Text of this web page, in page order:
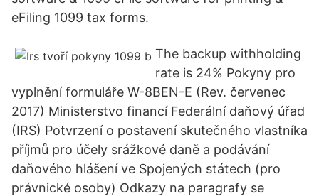
eFiling 1099 tax forms.
The backup withholding
rate is 24% Pokyny pro
vyplnění formuláře W-8BEN-E (Rev. červenec
2017) Ministerstvo financí Federální daňový úřad
(IRS) Potvrzení o postavení skutečného vlastníka
příjmů pro účely srážkové daně a podávání
daňového hlášení ve Spojených státech (pro
právnické osoby) Odkazy na paragrafy se